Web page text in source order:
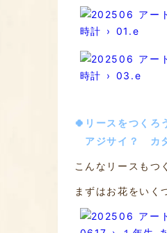
🍀リースをつくろ
アジサイ？ カ
こんなリースもつ
まずはお花をい